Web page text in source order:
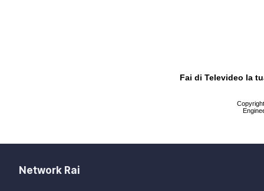
Fai di Televideo la